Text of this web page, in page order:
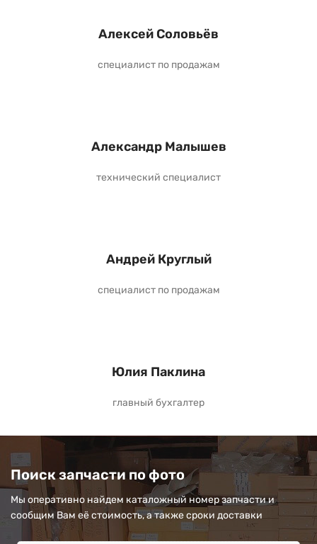
Алексей Соловьёв
специалист по продажам
Александр Малышев
технический специалист
Андрей Круглый
специалист по продажам
Юлия Паклина
главный бухгалтер
Поиск запчасти по фото
Мы оперативно найдем каталожный номер запчасти и
сообщим Вам её стоимость, а также сроки доставки